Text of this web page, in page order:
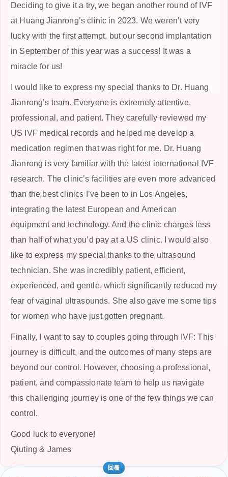
Deciding to give it a try, we began another round of IVF
at Huang Jianrong’s clinic in 2023. We weren’t very
lucky with the first attempt, but our second implantation
in September of this year was a success! It was a
miracle for us!
I would like to express my special thanks to Dr. Huang
Jianrong’s team. Everyone is extremely attentive,
professional, and patient. They carefully reviewed my
US IVF medical records and helped me develop a
medication regimen that was right for me. Dr. Huang
Jianrong is very familiar with the latest international IVF
research. The clinic’s facilities are even more advanced
than the best clinics I’ve been to in Los Angeles,
integrating the latest European and American
equipment and technology. And the clinic charges less
than half of what you’d pay at a US clinic. I would also
like to express my special thanks to the ultrasound
technician. She was incredibly patient, efficient,
experienced, and gentle, which significantly reduced my
fear of vaginal ultrasounds. She also gave me some tips
for women who have just gotten pregnant.
Finally, I want to say to couples going through IVF: This
journey is difficult, and the outcomes of many steps are
beyond our control. However, choosing a professional,
patient, and compassionate team to help us navigate
this challenging journey is one of the few things we can
control.
Good luck to everyone!
Qiuting & James